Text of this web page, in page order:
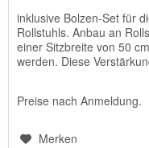
inklusive Bolzen-Set für
Rollstuhls. Anbau an
einer Sitzbreite von 50
werden. Diese
Preise nach Anmeldung.
Merken